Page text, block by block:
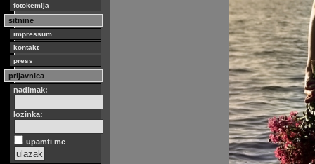
fotokemija
sitnine
impressum
kontakt
press
prijavnica
nadimak:
lozinka:
upamti me